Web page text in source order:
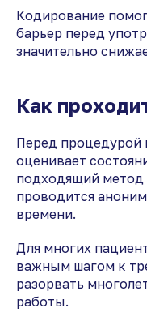
Кодирование
барьер перед
значительно
Как
Перед процедурой
оценивает
подходящий метод
проводится
времени.
Для многих
важным шагом к
разорвать
работы.